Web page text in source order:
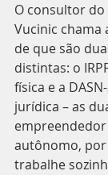
O consultor do
Vucinic
de que são
distintas: o
física e a
jurídica – as
autônomo,
trabalhe